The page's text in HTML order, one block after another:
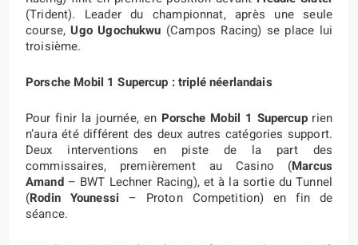
(Trident). Leader du championnat, après une seule
course,Ugo Ugochukwu (Campos Racing) se place lui
troisième.
Porsche Mobil 1 Supercup : triplé néerlandais
Pour finir la journée, en Porsche Mobil 1 Supercuprien
n’aura été différent des deux autres catégories support.
Deux interventions en piste de la part des
commissaires, premièrement au Casino (Marcus
Amand– BWT Lechner Racing), et à la sortie du Tunnel
(Rodin Younessi – Proton Competition) en fin de
séance.